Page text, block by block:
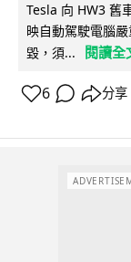
Tesla 向 HW3 舊
映自動駕駛電腦
毀，須...
閱讀全
6 分享